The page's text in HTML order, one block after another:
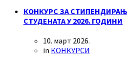
КОНКУРС ЗА
СТУДЕНАТА У 2026. ГОДИНИ
10. март 2026.
in КОНКУРСИ